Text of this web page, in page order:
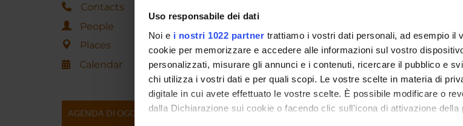
Uso responsabile dei dati
Noi e i nostri 1022 partner trattiamo i vostri dati personali, ad esempio il
cookie per memorizzare e accedere alle informazioni sul vostro
personalizzati, misurare gli annunci e i contenuti, ricercare il pubblico e
chi utilizza i vostri dati e per quali scopi. Le vostre scelte in materia di
digitale in cui avete effettuato le vostre scelte. È possibile modificare o
dalla Dichiarazione sui cookie o facendo clic sull'icona di attivazione della
Contacts
People
Places
Calendar
AGENDA DI OGGI
Programme Director Alessandro Bucciol
Department Economics